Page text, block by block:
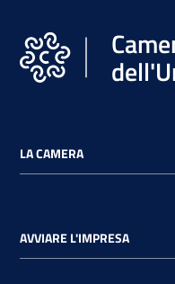
su
LA CAMERA
AVVIARE L'IMPRESA